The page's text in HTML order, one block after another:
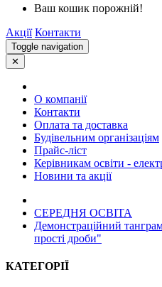
Ваш кошик порожній!
Акції Контакти
Toggle navigation
✕
О компанії
Контакти
Оплата та доставка
Будівельним організаціям
Прайс-ліст
Керівникам освіти -
Новини та акції
СЕРЕДНЯ ОСВIТА
Демонстраційний
прості дроби"
КАТЕГОРІЇ